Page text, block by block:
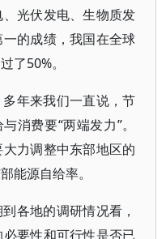
光伏发电、生物质发
的成绩，我国在全球
了50%。
年来我们一直说，节
消费要“两端发力”。
力调整中东部地区的
能源自给率。
各地的调研情况看，
要性和可行性是否已